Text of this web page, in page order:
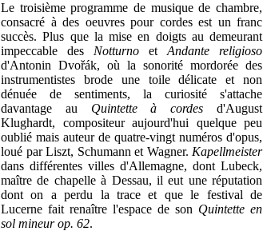
Le troisième programme de musique de chambre,
consacré à des oeuvres pour cordes est un franc
succès. Plus que la mise en doigts au demeurant
impeccable des Notturno et Andante religioso
d'Antonin Dvořák, où la sonorité mordorée des
instrumentistes brode une toile délicate et non
dénuée de sentiments, la curiosité s'attache
davantage au Quintette à cordes d'August
Klughardt, compositeur aujourd'hui quelque peu
oublié mais auteur de quatre-vingt numéros d'opus,
loué par Liszt, Schumann et Wagner. Kapellmeister
dans différentes villes d'Allemagne, dont Lubeck,
maître de chapelle à Dessau, il eut une réputation
dont on a perdu la trace et que le festival de
Lucerne fait renaître l'espace de son Quintette en
sol mineur op. 62.